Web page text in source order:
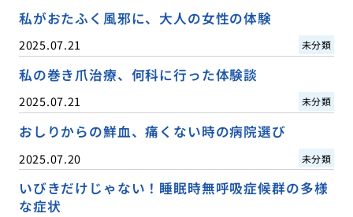
私がおたふく風邪に、大人の女性の体験
2025.07.21 未分類
私の巻き爪治療、何科に行った体験談
2025.07.21 未分類
おしりからの鮮血、痛くない時の病院選び
2025.07.20 未分類
いびきだけじゃない！睡眠時無呼吸症候群の多様
な症状